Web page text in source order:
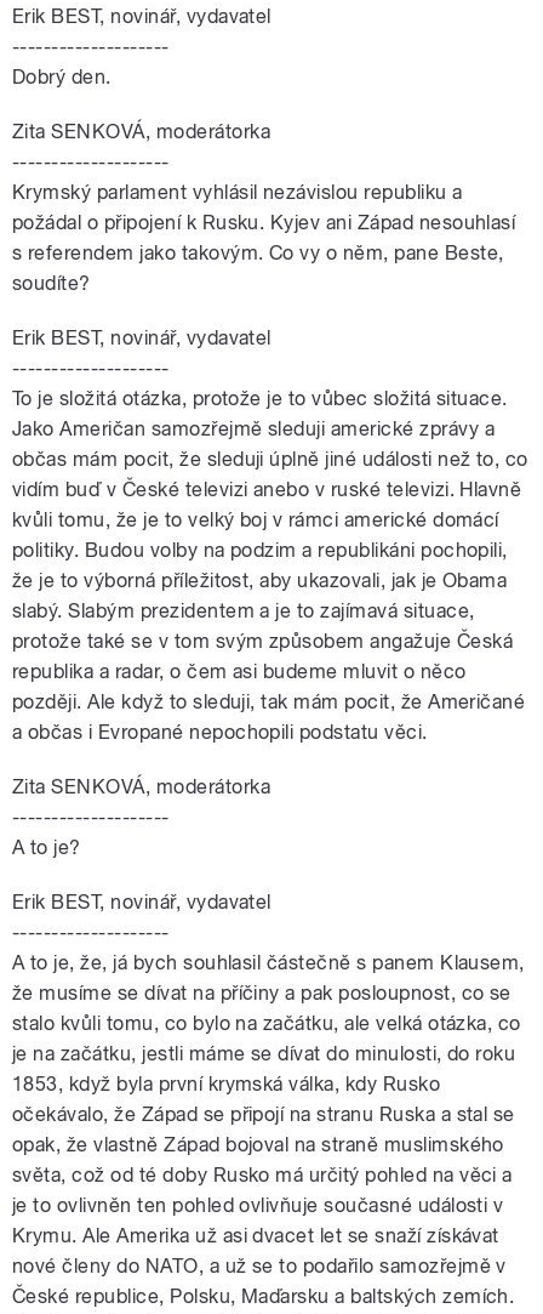
Erik BEST, novinář, vydavatel
--------------------
Dobrý den.
Zita SENKOVÁ, moderátorka
--------------------
Krymský parlament vyhlásil nezávislou republiku a
požádal o připojení k Rusku. Kyjev ani Západ nesouhlasí
s referendem jako takovým. Co vy o něm, pane Beste,
soudíte?
Erik BEST, novinář, vydavatel
--------------------
To je složitá otázka, protože je to vůbec složitá situace.
Jako Američan samozřejmě sleduji americké zprávy a
občas mám pocit, že sleduji úplně jiné události než to, co
vidím buď v České televizi anebo v ruské televizi. Hlavně
kvůli tomu, že je to velký boj v rámci americké domácí
politiky. Budou volby na podzim a republikáni pochopili,
že je to výborná příležitost, aby ukazovali, jak je Obama
slabý. Slabým prezidentem a je to zajímavá situace,
protože také se v tom svým způsobem angažuje Česká
republika a radar, o čem asi budeme mluvit o něco
později. Ale když to sleduji, tak mám pocit, že Američané
a občas i Evropané nepochopili podstatu věci.
Zita SENKOVÁ, moderátorka
--------------------
A to je?
Erik BEST, novinář, vydavatel
--------------------
A to je, že, já bych souhlasil částečně s panem Klausem,
že musíme se dívat na příčiny a pak posloupnost, co se
stalo kvůli tomu, co bylo na začátku, ale velká otázka, co
je na začátku, jestli máme se dívat do minulosti, do roku
1853, když byla první krymská válka, kdy Rusko
očekávalo, že Západ se připojí na stranu Ruska a stal se
opak, že vlastně Západ bojoval na straně muslimského
světa, což od té doby Rusko má určitý pohled na věci a
je to ovlivněn ten pohled ovlivňuje současné události v
Krymu. Ale Amerika už asi dvacet let se snaží získávat
nové členy do NATO, a už se to podařilo samozřejmě v
České republice, Polsku, Maďarsku a baltských zemích.